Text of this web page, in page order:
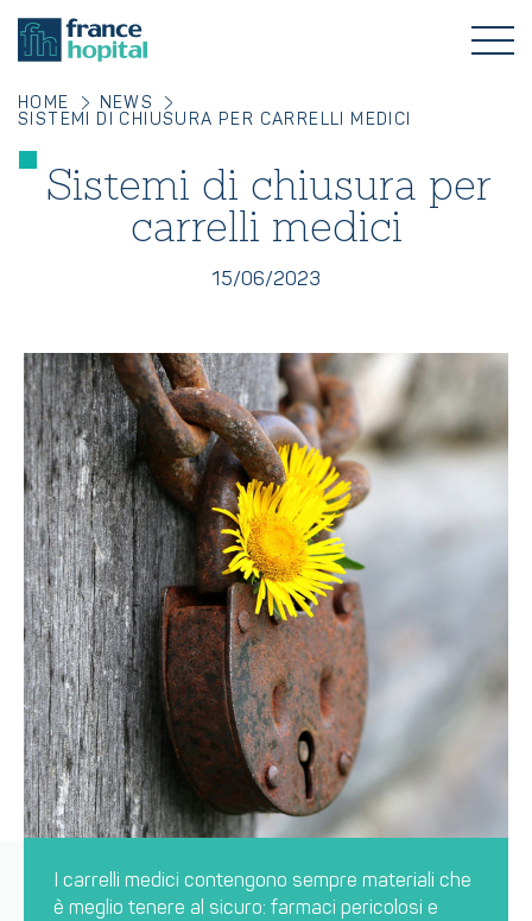
HOME
NEWS
SISTEMI DI CHIUSURA PER CARRELLI MEDICI
Sistemi di chiusura per
carrelli medici
15/06/2023
I carrelli medici contengono sempre materiali che
è meglio tenere al sicuro: farmaci pericolosi e